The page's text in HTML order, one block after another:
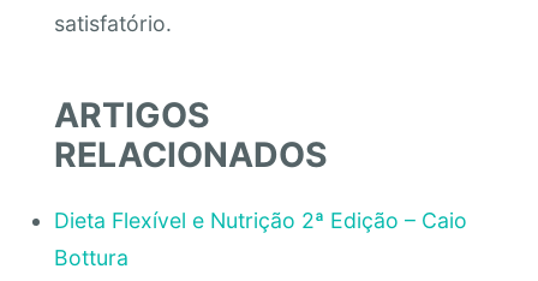
satisfatório.
ARTIGOS
RELACIONADOS
Dieta Flexível e Nutrição 2ª Edição – Caio
Bottura